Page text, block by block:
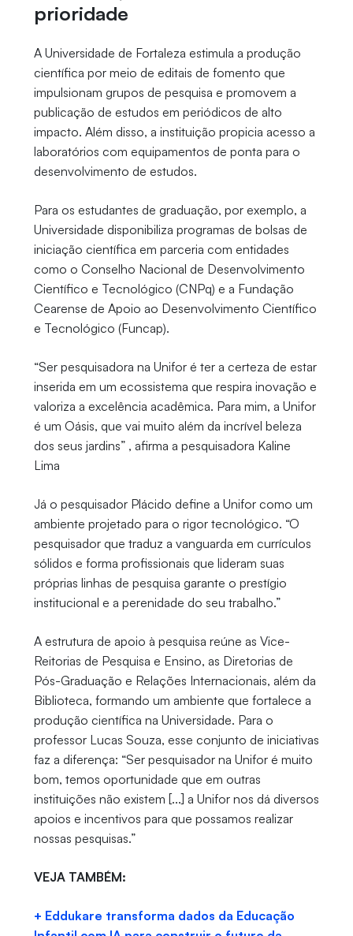
prioridade
A Universidade de Fortaleza estimula a produção
científica por meio de editais de fomento que
impulsionam grupos de pesquisa e promovem a
publicação de estudos em periódicos de alto
impacto. Além disso, a instituição propicia acesso a
laboratórios com equipamentos de ponta para o
desenvolvimento de estudos.
Para os estudantes de graduação, por exemplo, a
Universidade disponibiliza programas de bolsas de
iniciação científica em parceria com entidades
como o Conselho Nacional de Desenvolvimento
Científico e Tecnológico (CNPq) e a Fundação
Cearense de Apoio ao Desenvolvimento Científico
e Tecnológico (Funcap).
“Ser pesquisadora na Unifor é ter a certeza de estar
inserida em um ecossistema que respira inovação e
valoriza a excelência acadêmica. Para mim, a Unifor
é um Oásis, que vai muito além da incrível beleza
dos seus jardins” , afirma a pesquisadora Kaline
Lima
Já o pesquisador Plácido define a Unifor como um
ambiente projetado para o rigor tecnológico. “O
pesquisador que traduz a vanguarda em currículos
sólidos e forma profissionais que lideram suas
próprias linhas de pesquisa garante o prestígio
institucional e a perenidade do seu trabalho.”
A estrutura de apoio à pesquisa reúne as Vice-
Reitorias de Pesquisa e Ensino, as Diretorias de
Pós-Graduação e Relações Internacionais, além da
Biblioteca, formando um ambiente que fortalece a
produção científica na Universidade. Para o
professor Lucas Souza, esse conjunto de iniciativas
faz a diferença: “Ser pesquisador na Unifor é muito
bom, temos oportunidade que em outras
instituições não existem [...] a Unifor nos dá diversos
apoios e incentivos para que possamos realizar
nossas pesquisas.”
VEJA TAMBÉM:
+ Eddukare transforma dados da Educação